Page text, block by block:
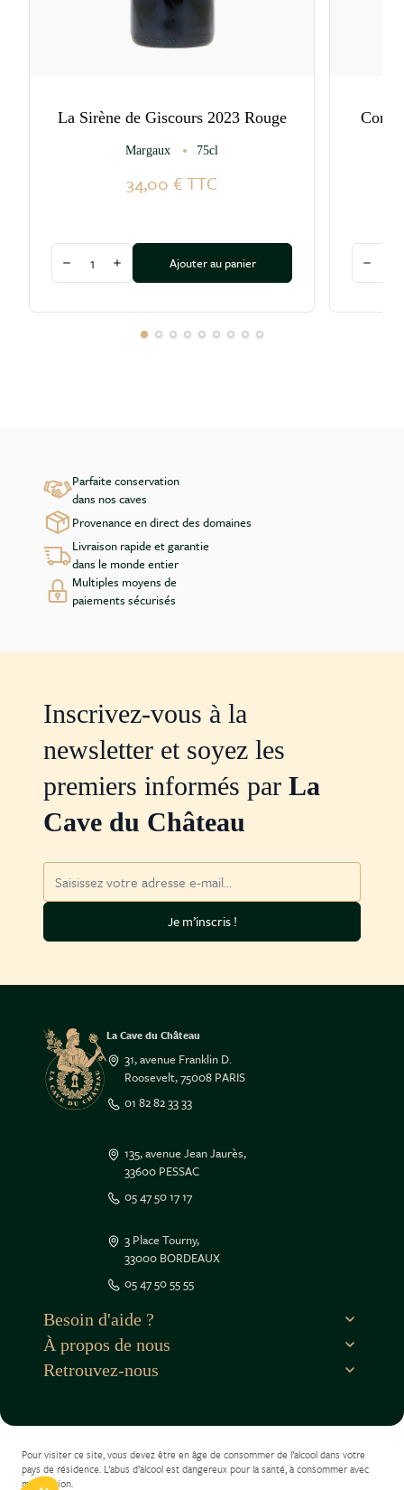
La Sirène de Giscours 2023 Rouge
Margaux 75cl
34,00 €TTC
Diminuer la quantité
Augmenter la quantité
Ajouter au panier
Parfaite conservation
dans nos caves
Provenance en direct des domaines
Livraison rapide et garantie
dans le monde entier
Multiples moyens de
paiements sécurisés
Inscrivez-vous à la
newsletter et soyez les
premiers informés par La
Cave du Château
Je m’inscris !
La Cave du Château
31, avenue Franklin D.
Roosevelt, 75008 PARIS
01 82 82 33 33
135, avenue Jean Jaurès,
33600 PESSAC
05 47 50 17 17
3 Place Tourny,
33000 BORDEAUX
05 47 50 55 55
Besoin d'aide ?
À propos de nous
Retrouvez-nous
Pour visiter ce site, vous devez être en âge de consommer de l’alcool dans votre
pays de résidence. L’abus d’alcool est dangereux pour la santé, à consommer avec
modération.